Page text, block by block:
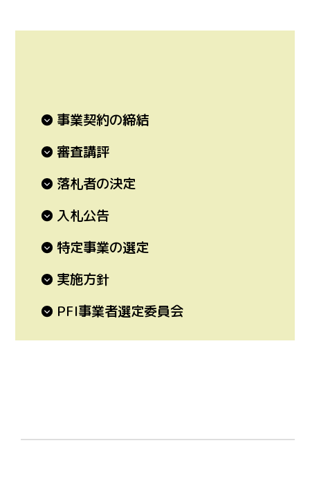
事業契約の締結
審査講評
落札者の決定
入札公告
特定事業の選定
実施方針
PFI事業者選定委員会